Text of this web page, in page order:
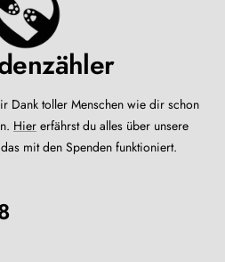
Dank toller Menschen wie dir schon
Hier erfährst du alles über unsere
mit den Spenden funktioniert.